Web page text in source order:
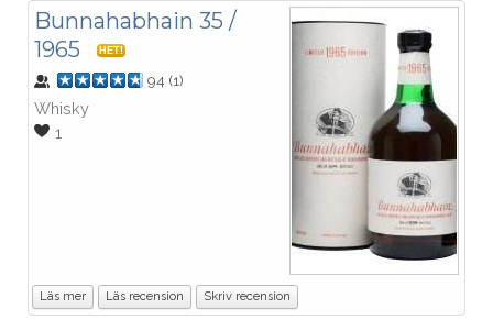
Bunnahabhain 35 /
1965
HET!
94 (1)
Whisky
1
Läs mer Läs recension Skriv recension